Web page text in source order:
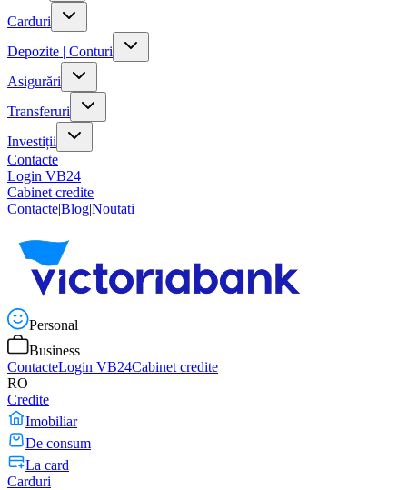
Carduri
Depozite | Conturi
Asigurări
Transferuri
Investiții
Contacte
Login VB24
Cabinet credite
Contacte|Blog|Noutati
Personal
Business
ContacteLogin VB24Cabinet credite
RO
Credite
Imobiliar
De consum
La card
Carduri